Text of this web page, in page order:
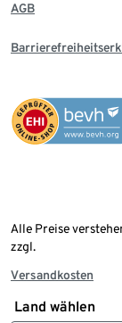
AGB
Alle Preise
zzgl.
Versandkosten
Land wählen